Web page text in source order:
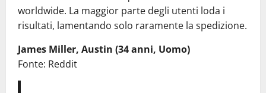
worldwide. La maggior parte degli utenti loda i
risultati, lamentando solo raramente la spedizione.
James Miller, Austin (34 anni, Uomo)
Fonte: Reddit